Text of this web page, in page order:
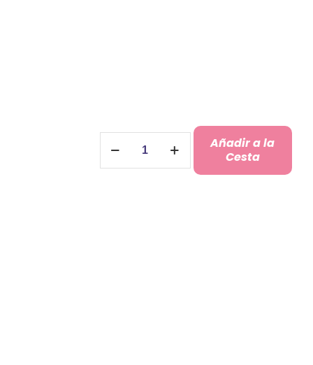
Equipo
de
Añadir a la
Cesta